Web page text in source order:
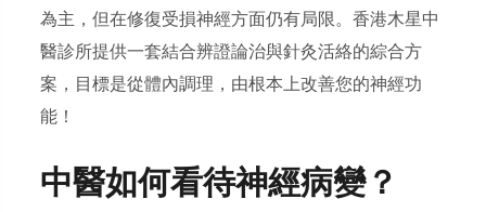
為主，但在修復受損神經方面仍有局限。香港木星中
醫診所提供一套結合辨證論治與針灸活絡的綜合方
案，目標是從體內調理，由根本上改善您的神經功
能！
中醫如何看待神經病變？